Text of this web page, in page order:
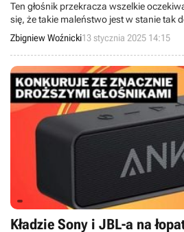
Ten głośnik przekracza wszelkie
się, że takie maleństwo jest w stanie tak
zwłaszcza gdy odpalimy specjalną
Zbigniew Woźnicki13 stycznia 2025 14:15
Kładzie Sony i JBL-a na